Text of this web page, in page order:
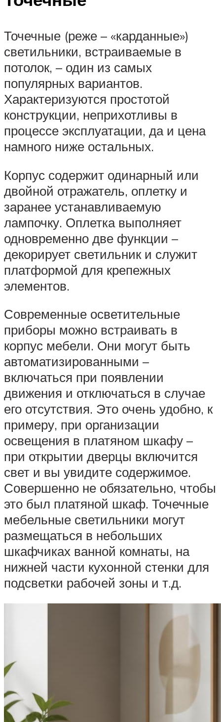
Точечные (реже – «карданные»)
светильники, встраиваемые в
потолок, – один из самых
популярных вариантов.
Характеризуются простотой
конструкции, неприхотливы в
процессе эксплуатации, да и цена
намного ниже остальных.
Корпус содержит одинарный или
двойной отражатель, оплетку и
заранее устанавливаемую
лампочку. Оплетка выполняет
одновременно две функции –
декорирует светильник и служит
платформой для крепежных
элементов.
Современные осветительные
приборы можно встраивать в
корпус мебели. Они могут быть
автоматизированными –
включаться при появлении
движения и отключаться в случае
его отсутствия. Это очень удобно, к
примеру, при организации
освещения в платяном шкафу –
при открытии дверцы включится
свет и вы увидите содержимое.
Совершенно не обязательно, чтобы
это был платяной шкаф. Точечные
мебельные светильники могут
размещаться в небольших
шкафчиках ванной комнаты, на
нижней части кухонной стенки для
подсветки рабочей зоны и т.д.